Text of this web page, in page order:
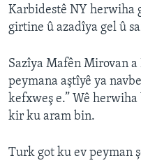
Karbidestê NY herwiha
girtine û azadîya gel û
Sazîya Mafên Mirovan
peymana aştîyê ya
kefxweş e.” Wê
kir ku aram bin.
Turk got ku ev peyman